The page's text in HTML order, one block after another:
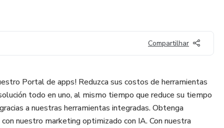
Compartilhar
Portal de apps! Reduzca sus costos de herramientas
todo en uno, al mismo tiempo que reduce su tiempo
a nuestras herramientas integradas. Obtenga
nuestro marketing optimizado con IA. Con nuestra